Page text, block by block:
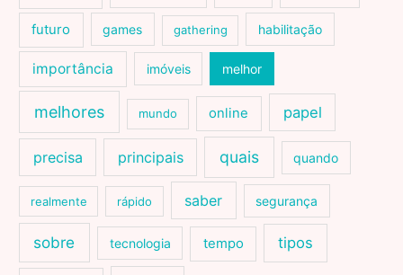
futuro games gathering habilitação
importância imóveis melhor
melhores mundo online papel
precisa principais quais quando
realmente rápido saber segurança
sobre tecnologia tempo tipos